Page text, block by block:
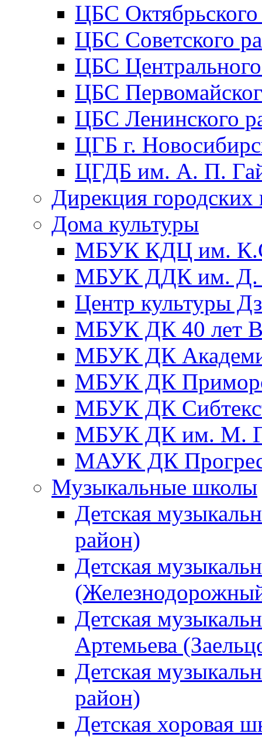
ЦБС
ЦБС Советского
ЦБС
ЦБС
ЦБС Ленинского
ЦГБ г.
ЦГДБ им. А. П.
Дирекция городских
Дома культуры
МБУК КДЦ им.
МБУК ДДК им. Д.
Центр культуры
МБУК ДК 40 лет
МБУК ДК
МБУК ДК
МБУК ДК
МБУК ДК им. М.
МАУК ДК
Музыкальные школы
Детская
район)
Детская
Детская
Артемьева
Детская
район)
Детская хоровая